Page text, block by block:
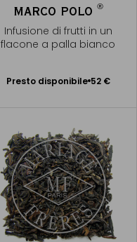
MARCO POLO ®
Infusione di frutti in un
flacone a palla bianco
Presto disponibile 52 €